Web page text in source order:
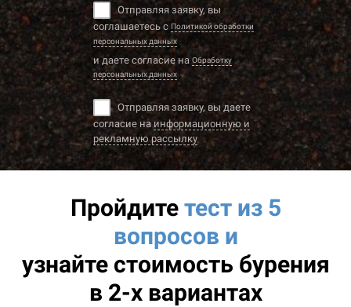
Отправляя заявку, вы
соглашаетесь с Политикой обработки
персональных данных
и даете согласие на Обработку
персональных данных
Отправляя заявку, вы даете
согласие наинформационную и
рекламную рассылку
Пройдитетест из 5
вопросов и
узнайте стоимость бурения
в 2-х вариантах